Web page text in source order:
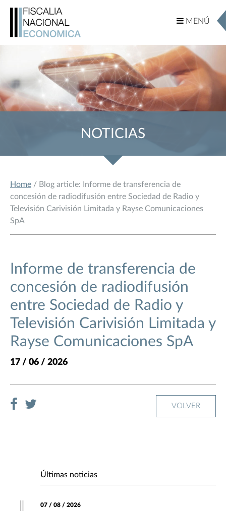
MENÚ
MENÚ
NOTICIAS
Home / Blog article: Informe de transferencia de
concesión de radiodifusión entre Sociedad de Radio y
Televisión Carivisión Limitada y Rayse Comunicaciones
SpA
Informe de transferencia de
concesión de radiodifusión
entre Sociedad de Radio y
Televisión Carivisión Limitada y
Rayse Comunicaciones SpA
17 / 06 / 2026
VOLVER
Últimas noticias
07 / 08 / 2026